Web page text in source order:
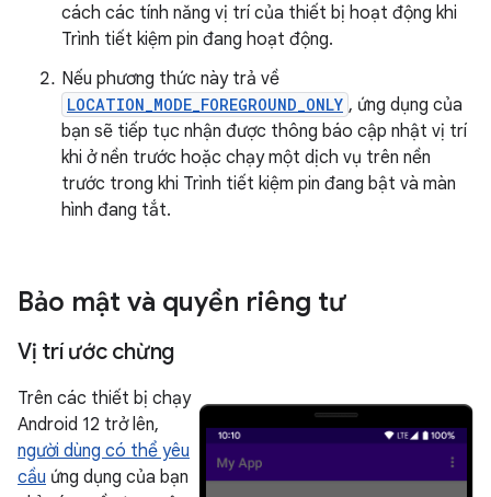
cách các tính năng vị trí của thiết bị hoạt động khi
Trình tiết kiệm pin đang hoạt động.
Nếu phương thức này trả về
LOCATION_MODE_FOREGROUND_ONLY , ứng dụng của
bạn sẽ tiếp tục nhận được thông báo cập nhật vị trí
khi ở nền trước hoặc chạy một dịch vụ trên nền
trước trong khi Trình tiết kiệm pin đang bật và màn
hình đang tắt.
Bảo mật và quyền riêng tư
Vị trí ước chừng
Trên các thiết bị chạy
Android 12 trở lên,
người dùng có thể yêu
cầu ứng dụng của bạn